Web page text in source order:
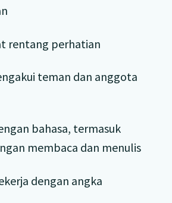
rentang perhatian
teman dan anggota
bahasa, termasuk
membaca dan menulis
dengan angka